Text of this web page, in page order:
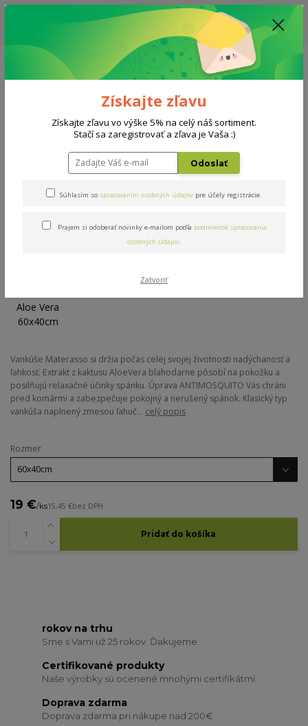
ZĽAVA: VŠETKY VYSTAVENÉ POSTELE ZA 400€ - CENA MATRACU A ROŠTU
PODĽA VÝBERU / DODACIA LEHOTA JE AKTUÁLNE 10-15 PRACOVNÝCH
Menu
0908 777 700 Po-So: 10-18 hod.
0
Doplnky Vankúš Aloe Vera 60x40cm
Vankúš Aloe Vera 60x40cm
Vankúše Materasso si držia počas celej svojej životnosti nadýchanosť a
ľahkosť. Extrakt z kaktusu AloeVera blahodarne pôsobí na pokožku a
posilňujú relaxačné účinky spánku. Úprava ANTIMOSQUITO Vás chráni
pred komármi a zabezpečuje pokojný a nerušený spánok. Klasický typ
vankúša naplnený zmesou ľahuč... celý popis
Rozmer
19 €/ks15,45 €bez DPH
Pridať do košíka
rokov na trhu
Sme s Vami už 25 rokov. Ďakujeme.
Certifikované produkty
Naše výrobky sú ocenené mnohými certifikátmi.
Doprava zdarma
Doprava zdarma pri nákupe nad 200€
Získajte zľavu
Získajte zľavu vo výške 5% na celý náš sortiment.
Stačí sa zaregistrovať a zľava je Vaša :)
Odoslať
Súhlasím so spracovaním osobných údajov pre účely registrácie.
Prajem si odoberať novinky e-mailom podľa podmienok spracovania
osobných údajov.
Zatvoriť